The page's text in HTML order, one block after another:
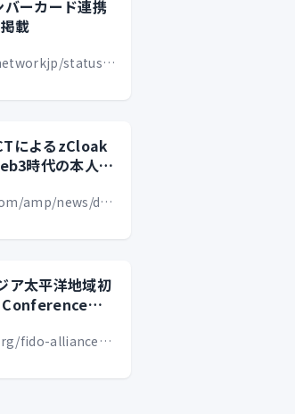
ーカード連携
載
status/2033839881345241154?
によるzCloak
時代の本人確
amp/news/detail/12560605103197
フラの現実化…
ア太平洋地域初
」
へ
fido-alliance-
conf…